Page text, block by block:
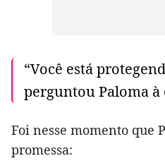
“Você está
perguntou Paloma
Foi nesse momento que
promessa: